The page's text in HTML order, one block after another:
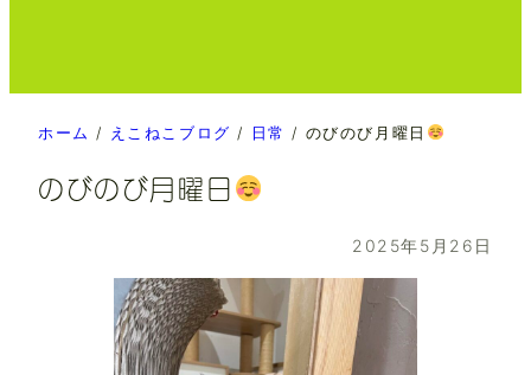
ホーム / えこねこブログ / 日常 / のびのび月曜日
のびのび月曜日
2025年5月26日